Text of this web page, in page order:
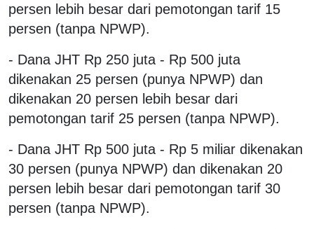
persen lebih besar dari pemotongan tarif 15
persen (tanpa NPWP).
- Dana JHT Rp 250 juta - Rp 500 juta
dikenakan 25 persen (punya NPWP) dan
dikenakan 20 persen lebih besar dari
pemotongan tarif 25 persen (tanpa NPWP).
- Dana JHT Rp 500 juta - Rp 5 miliar dikenakan
30 persen (punya NPWP) dan dikenakan 20
persen lebih besar dari pemotongan tarif 30
persen (tanpa NPWP).